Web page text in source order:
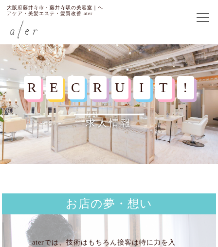
大阪府藤井寺市・藤井寺駅の美容室｜ヘ
アケア・美髪エステ・髪質改善 ater
TOP
SHOP/PRICE
Ater
Rutea Color
MEMBERS ONLY
RECOMMENDATION
R E C R U I T !
求人情報
お店の夢・想い
aterでは、技術はもちろん接客は特に力を入